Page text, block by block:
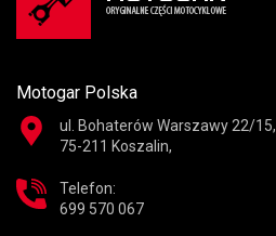
Motogar Polska
ul. Bohaterów Warszawy 22/15,
75-211 Koszalin,
Telefon:
699 570 067